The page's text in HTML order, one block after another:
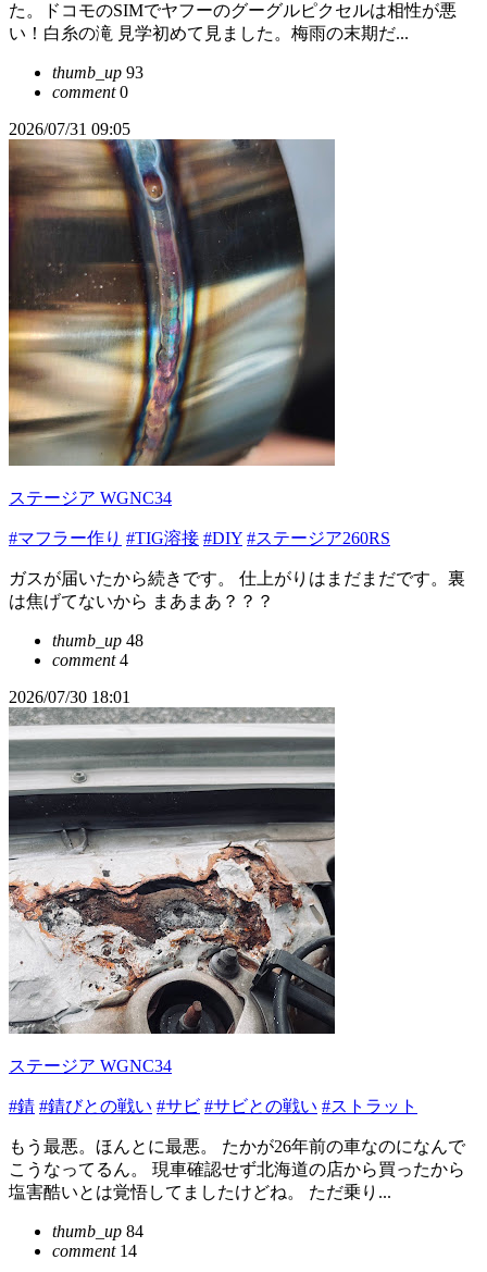
た。ドコモのSIMでヤフーのグーグルピクセルは相性が悪
い！白糸の滝 見学初めて見ました。梅雨の末期だ...
thumb_up 93
comment0
2026/07/31 09:05
ステージア WGNC34
#マフラー作り #TIG溶接 #DIY #ステージア260RS
ガスが届いたから続きです。 仕上がりはまだまだです。裏
は焦げてないから まあまあ？？？
thumb_up 48
comment4
2026/07/30 18:01
ステージア WGNC34
#錆 #錆びとの戦い #サビ #サビとの戦い #ストラット
もう最悪。ほんとに最悪。 たかが26年前の車なのになんで
こうなってるん。 現車確認せず北海道の店から買ったから
塩害酷いとは覚悟してましたけどね。 ただ乗り...
thumb_up 84
comment14